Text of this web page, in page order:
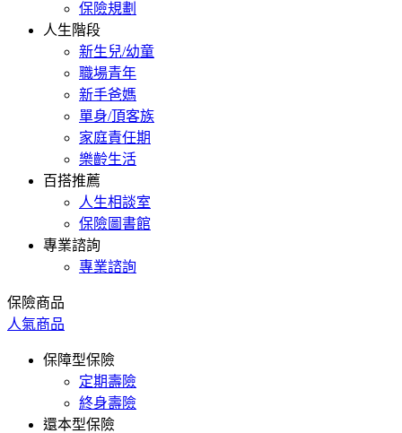
保險規劃
人生階段
新生兒/幼童
職場青年
新手爸媽
單身/頂客族
家庭責任期
樂齡生活
百搭推薦
人生相談室
保險圖書館
專業諮詢
專業諮詢
保險商品
人氣商品
保障型保險
定期壽險
終身壽險
還本型保險